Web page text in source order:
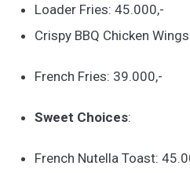
Loader Fries: 45.000,-
Crispy BBQ Chicken
French Fries: 39.000,-
Sweet Choices:
French Nutella Toast: